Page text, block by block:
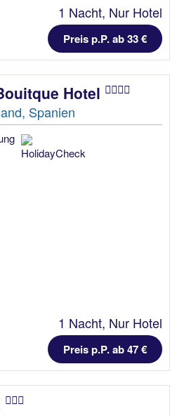
1 Nacht, Nur Hotel
Preis p.P. ab 33 €
Hotel
Spanien
1 Nacht, Nur Hotel
Preis p.P. ab 47 €